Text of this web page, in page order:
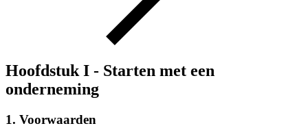
Hoofdstuk I - Starten met een
onderneming
1. Voorwaarden